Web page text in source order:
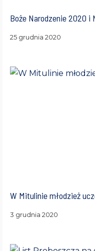
Boże Narodzenie 2020 i
25 grudnia 2020
W Mitulinie młodzież
3 grudnia 2020